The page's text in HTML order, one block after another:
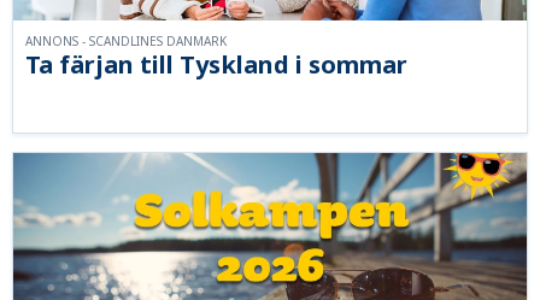
Ta färjan till Tyskland i sommar
ANNONS - SCANDLINES DANMARK